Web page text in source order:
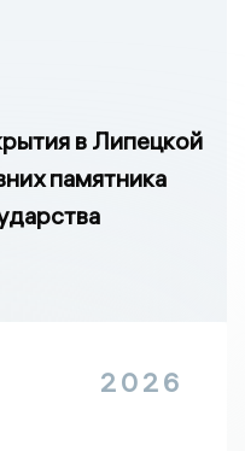
в Липецкой
памятника
2026